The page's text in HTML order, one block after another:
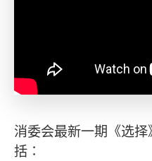
消委会最新一期《选
括∶